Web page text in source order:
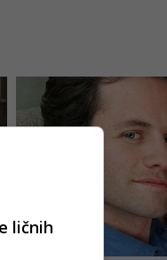
ličnih